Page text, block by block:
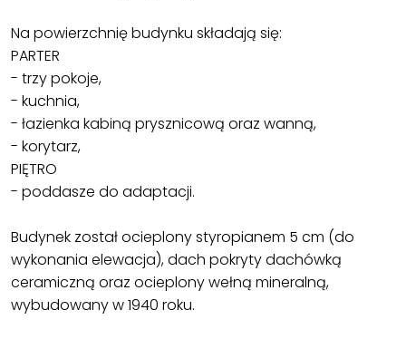
Na powierzchnię budynku składają się:
PARTER
- trzy pokoje,
- kuchnia,
- łazienka kabiną prysznicową oraz wanną,
- korytarz,
PIĘTRO
- poddasze do adaptacji.
Budynek został ocieplony styropianem 5 cm (do
wykonania elewacja), dach pokryty dachówką
ceramiczną oraz ocieplony wełną mineralną,
wybudowany w 1940 roku.